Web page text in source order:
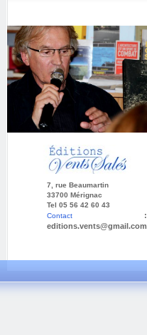
7, rue Beaumartin
33700 Mérignac
Tel 05 56 42 60 43
Contact :
editions.vents@gmail.com